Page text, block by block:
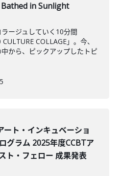
Bathed in Sunlight
ージュしていく10分間
COLLAGE」。今、
から、ピックアップしたトピ
ート・インキュベーショ
グラム 2025年度CCBTア
ト・フェロー 成果発表